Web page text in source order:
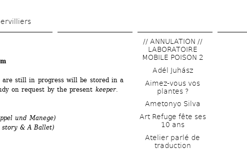
main
are still in progress will be stored in a
on request by the present keeper.
und Manege)
story & A Ballet)
// ANNULATION //
LABORATOIRE
MOBILE POISON 2
Adél Juhász
Aimez-vous vos
plantes ?
Ametonyo Silva
Art Refuge fête ses
10 ans
Atelier parlé de
traduction